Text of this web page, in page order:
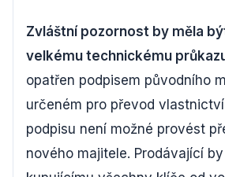
Zvláštní pozornost by měla
velkému technickému
opatřen podpisem původního
určeném pro převod
podpisu není možné provést
nového majitele. Prodávající